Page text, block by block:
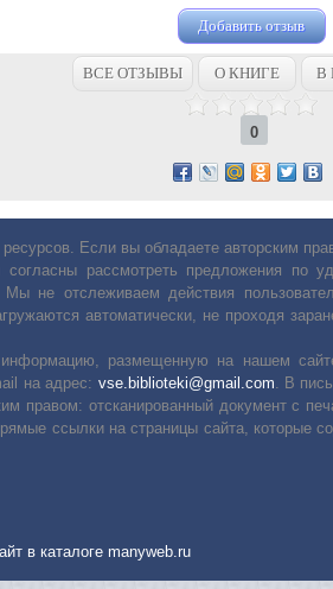
Добавить отзыв
ВСЕ ОТЗЫВЫ О КНИГЕ В
0
Если вы обладаете авторским
рассмотреть предложения по
не отслеживаем действия
автоматически, не проходя
размещенную на нашем
на адрес: vse.biblioteki@gmail.com . В
правом: отсканированный документ с
ссылки на страницы сайта, которые